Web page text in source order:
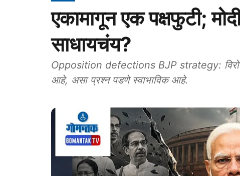
एकामागून एक पक्षफुटी;
साधायचंय?
Opposition defections BJP strategy: विरोधी
आहे, असा प्रश्न पडणे स्वाभाविक आहे.